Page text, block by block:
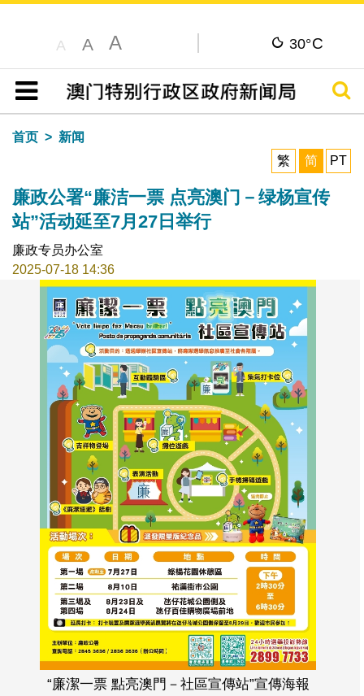
A A A 30°C
目录
搜寻
首页
新闻
繁
简 PT
廉政公署“廉洁一票 点亮澳门－绿杨宣传
站”活动延至7月27日举行
廉政专员办公室
2025-07-18 14:36
“廉潔一票 點亮澳門－社區宣傳站”宣傳海報